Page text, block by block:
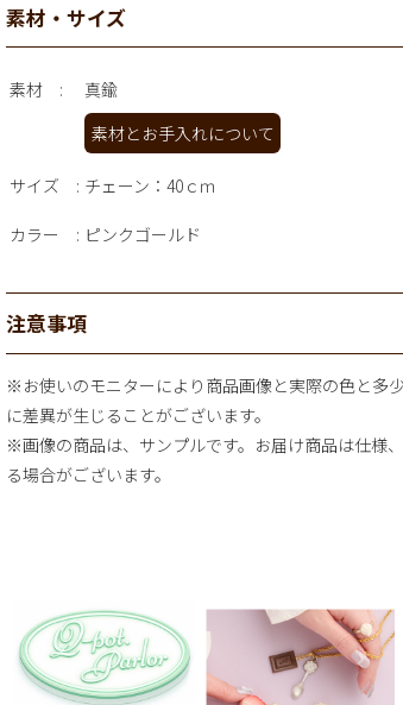
素材・サイズ
素材
真鍮
素材とお手入れについて
サイズ チェーン：40ｃｍ
カラー ピンクゴールド
注意事項
※お使いのモニターにより商品画像と実際の色と多
に差異が生じることがございます。
※画像の商品は、サンプルです。お届け商品は仕様
る場合がございます。